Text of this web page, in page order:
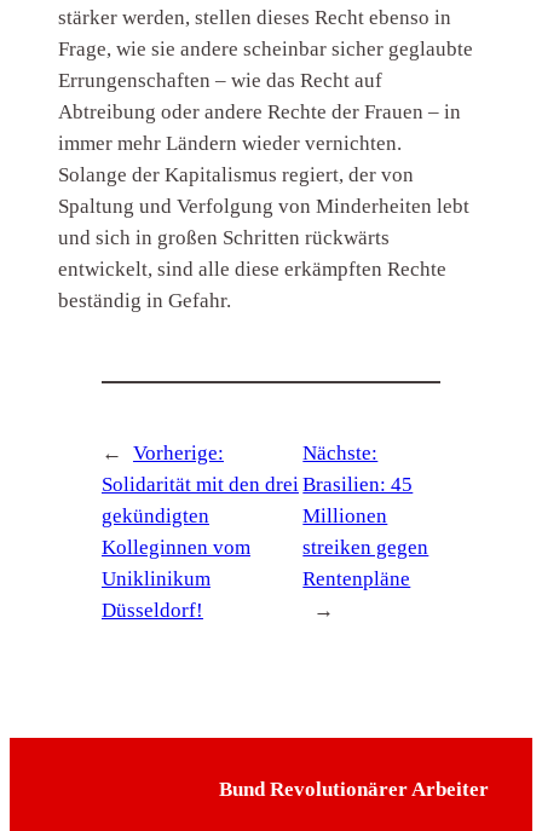
stärker werden, stellen dieses Recht ebenso in
Frage, wie sie andere scheinbar sicher geglaubte
Errungenschaften – wie das Recht auf
Abtreibung oder andere Rechte der Frauen – in
immer mehr Ländern wieder vernichten.
Solange der Kapitalismus regiert, der von
Spaltung und Verfolgung von Minderheiten lebt
und sich in großen Schritten rückwärts
entwickelt, sind alle diese erkämpften Rechte
beständig in Gefahr.
←
Vorherige:
Solidarität mit den drei
gekündigten
Kolleginnen vom
Uniklinikum
Düsseldorf!
Nächste:
Brasilien: 45
Millionen
streiken gegen
Rentenpläne
→
Bund Revolutionärer Arbeiter